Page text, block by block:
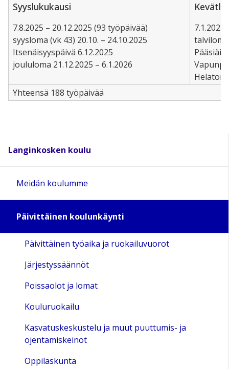
Syyslukukausi
7.8.2025 – 20.12.2025 (93 työpäivää)
syysloma (vk 43) 20.10. – 24.10.2025
Itsenäisyyspäivä 6.12.2025
joululoma 21.12.2025 – 6.1.2026
7.1.2025
talviloma
Yhteensä 188 työpäivää
Langinkosken koulu
Meidän koulumme
Päivittäinen koulunkäynti
Päivittäinen työaika ja ruokailuvuorot
Järjestyssäännöt
Poissaolot ja lomat
Kouluruokailu
Kasvatuskeskustelu ja muut puuttumis- ja
ojentamiskeinot
Oppilaskunta